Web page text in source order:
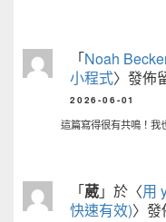
「Noah
小程式〉發佈
2026-06-01
這篇寫得很有共鳴！
「葳」於〈用
快速有效)〉發